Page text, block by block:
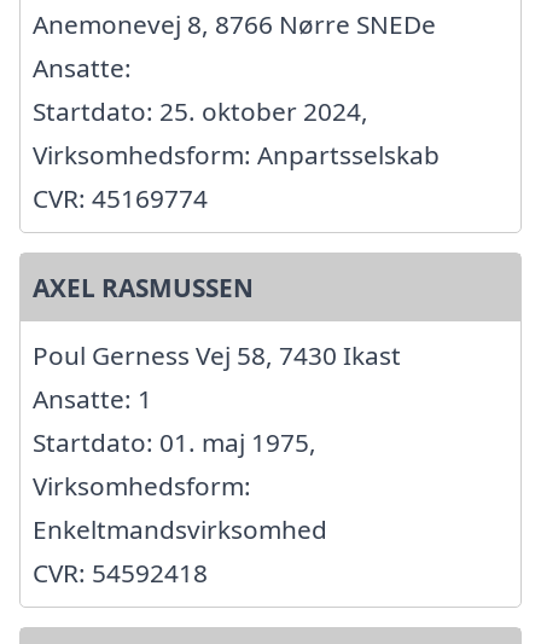
Anemonevej 8, 8766 Nørre SNEDe
Ansatte:
Startdato: 25. oktober 2024,
Virksomhedsform: Anpartsselskab
CVR: 45169774
AXEL RASMUSSEN
Poul Gerness Vej 58, 7430 Ikast
Ansatte: 1
Startdato: 01. maj 1975,
Virksomhedsform:
Enkeltmandsvirksomhed
CVR: 54592418